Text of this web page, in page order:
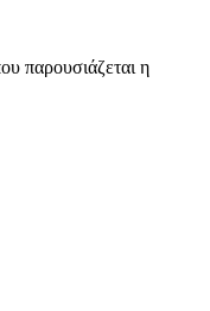
παρουσιάζεται η